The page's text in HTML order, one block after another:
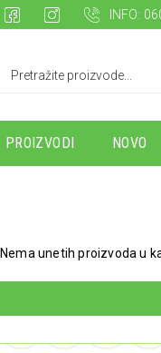
INFO:
PROIZVODI NOVO
Nema unetih proizvoda u